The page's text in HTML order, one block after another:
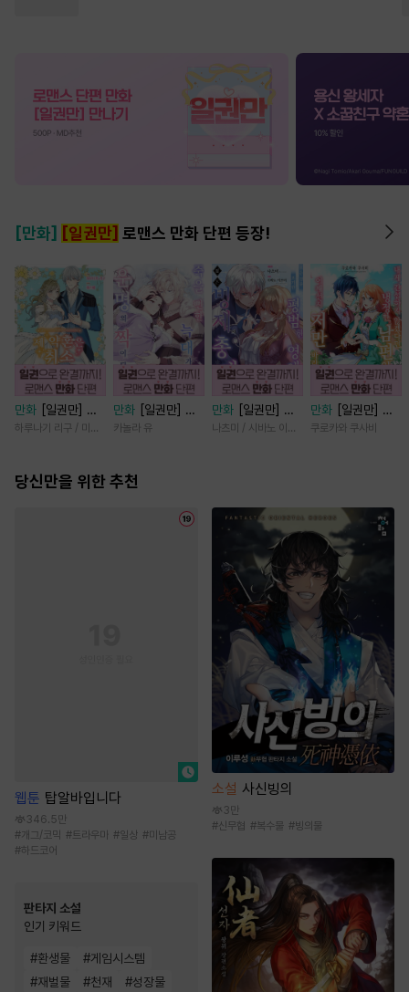
[만화] [일권만] 로맨스 만화 단편 등장!
만화
[일권만] 제
약혼은 취소되었습
하루나기 리구 / 미즈메
만화
[일권만] 죽
을 뻔한 늑대가 운
카놀라 유
만화
[일권만] 모
든 것을 포기한 평
나츠미 / 시바노 이즈미
만화
[일권만] 내
게 간섭하지 않겠
쿠로카와 쿠사비
당신만을 위한 추천
웹툰 탑알바입니다
346.5만
# 개그/코믹 #트라우마 #일상 #미남공
#하드코어
판타지 소설
인기 키워드
#환생물 #게임시스템
#재벌물 #천재 #성장물
소설 사신빙의
3만
#신무협 #복수물 #빙의물